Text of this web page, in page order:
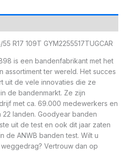
R17 109T GYM2255517TUGCAR
is een bandenfabrikant met het
assortiment ter wereld. Het succes
uit de vele innovaties die ze
de bandenmarkt. Ze zijn
met ca. 69.000 medewerkers en
landen. Goodyear banden
uit de test en ook dit jaar zaten
de ANWB banden test. Wilt u
Vertrouw dan op